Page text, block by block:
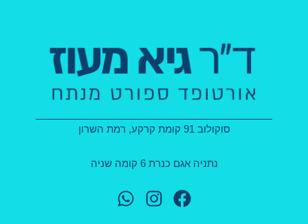
סוקולוב 91 קומת קרקע, רמת השרון
נתניה אגם כנרת 6 קומה שניה